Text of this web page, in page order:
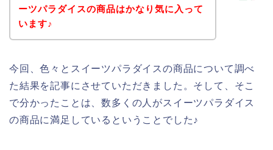
ーツパラダイスの商品はかなり気に入って
います♪
今回、色々とスイーツパラダイスの商品について調べ
た結果を記事にさせていただきました。そして、そこ
で分かったことは、数多くの人がスイーツパラダイス
の商品に満足しているということでした♪